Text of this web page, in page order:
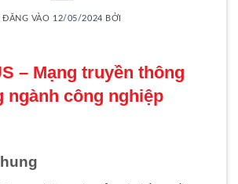
ĐĂNG VÀO 12/05/2024 BỞI
– Mạng truyền thông
ngành công nghiệp